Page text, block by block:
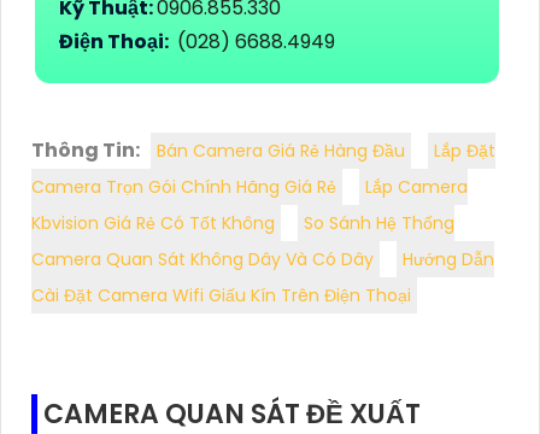
Kỹ Thuật:0906.855.330
Điện Thoại: (028) 6688.4949
Thông Tin: Bán Camera Giá Rẻ Hàng Đầu
Lắp Đặt
Camera Trọn Gói Chính Hãng Giá Rẻ
Lắp Camera
Kbvision Giá Rẻ Có Tốt Không
So Sánh Hệ Thống
Camera Quan Sát Không Dây Và Có Dây
Hướng Dẫn
Cài Đặt Camera Wifi Giấu Kín Trên Điện Thoại
CAMERA QUAN SÁT ĐỀ XUẤT